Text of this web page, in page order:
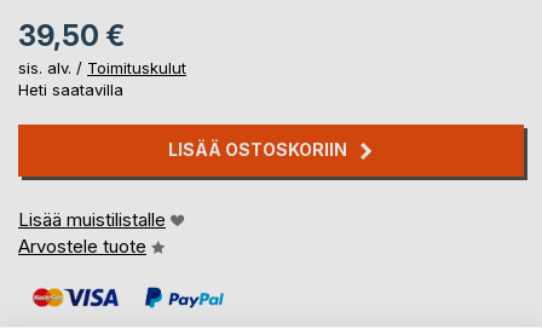
39,50 €
sis. alv. / Toimituskulut
Heti saatavilla
LISÄÄ OSTOSKORIIN
Lisää muistilistalle
Arvostele tuote